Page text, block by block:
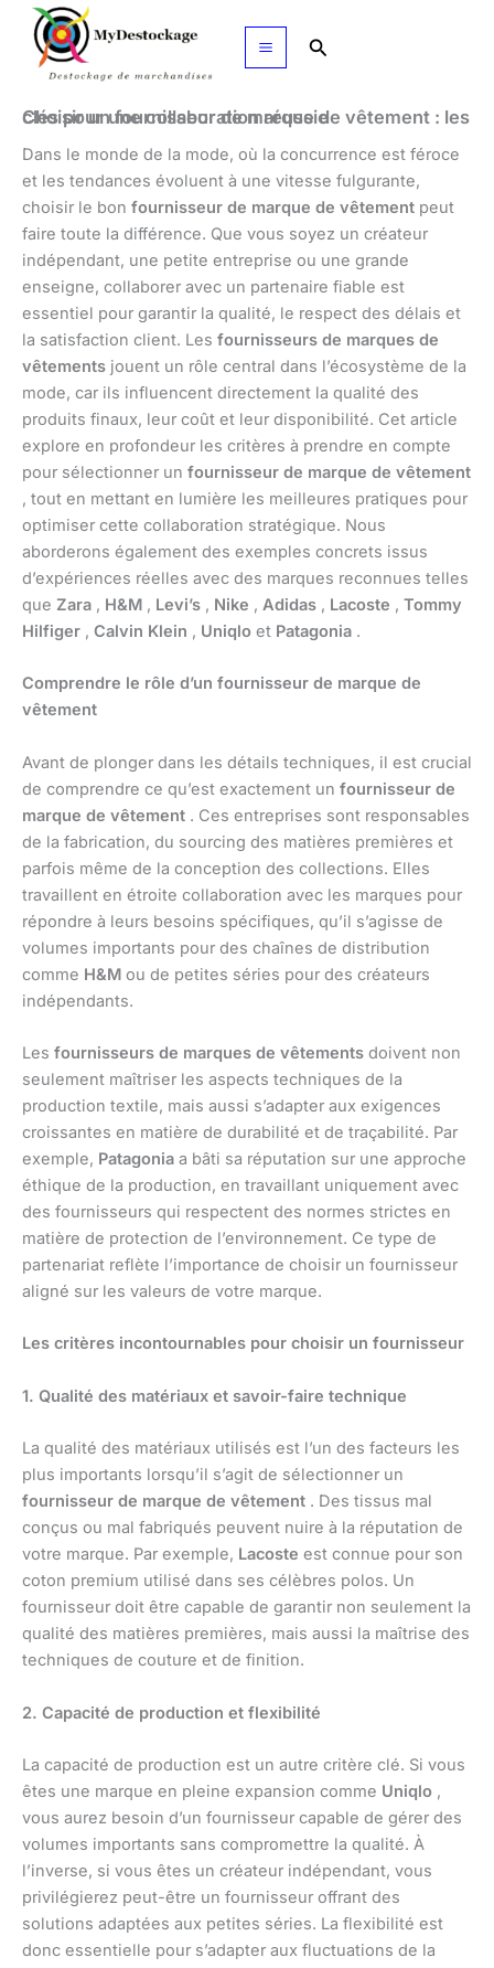
Aller
contenu
Rechercher
Choisir un fournisseur de marque de vêtement : les clés pour une collaboration réussie
Dans le monde de la mode, où la concurrence est féroce
et les tendances évoluent à une vitesse fulgurante,
choisir le bon fournisseur de marque de vêtement peut
faire toute la différence. Que vous soyez un créateur
indépendant, une petite entreprise ou une grande
enseigne, collaborer avec un partenaire fiable est
essentiel pour garantir la qualité, le respect des délais et
la satisfaction client. Les fournisseurs de marques de
vêtements jouent un rôle central dans l’écosystème de la
mode, car ils influencent directement la qualité des
produits finaux, leur coût et leur disponibilité. Cet article
explore en profondeur les critères à prendre en compte
pour sélectionner un fournisseur de marque de vêtement
, tout en mettant en lumière les meilleures pratiques pour
optimiser cette collaboration stratégique. Nous
aborderons également des exemples concrets issus
d’expériences réelles avec des marques reconnues telles
que Zara , H&M , Levi’s , Nike , Adidas , Lacoste , Tommy
Hilfiger , Calvin Klein , Uniqlo et Patagonia .
Comprendre le rôle d’un fournisseur de marque de
vêtement
Avant de plonger dans les détails techniques, il est crucial
de comprendre ce qu’est exactement un fournisseur de
marque de vêtement . Ces entreprises sont responsables
de la fabrication, du sourcing des matières premières et
parfois même de la conception des collections. Elles
travaillent en étroite collaboration avec les marques pour
répondre à leurs besoins spécifiques, qu’il s’agisse de
volumes importants pour des chaînes de distribution
comme H&M ou de petites séries pour des créateurs
indépendants.
Les fournisseurs de marques de vêtements doivent non
seulement maîtriser les aspects techniques de la
production textile, mais aussi s’adapter aux exigences
croissantes en matière de durabilité et de traçabilité. Par
exemple, Patagonia a bâti sa réputation sur une approche
éthique de la production, en travaillant uniquement avec
des fournisseurs qui respectent des normes strictes en
matière de protection de l’environnement. Ce type de
partenariat reflète l’importance de choisir un fournisseur
aligné sur les valeurs de votre marque.
Les critères incontournables pour choisir un fournisseur
1. Qualité des matériaux et savoir-faire technique
La qualité des matériaux utilisés est l’un des facteurs les
plus importants lorsqu’il s’agit de sélectionner un
fournisseur de marque de vêtement . Des tissus mal
conçus ou mal fabriqués peuvent nuire à la réputation de
votre marque. Par exemple, Lacoste est connue pour son
coton premium utilisé dans ses célèbres polos. Un
fournisseur doit être capable de garantir non seulement la
qualité des matières premières, mais aussi la maîtrise des
techniques de couture et de finition.
2. Capacité de production et flexibilité
La capacité de production est un autre critère clé. Si vous
êtes une marque en pleine expansion comme Uniqlo ,
vous aurez besoin d’un fournisseur capable de gérer des
volumes importants sans compromettre la qualité. À
l’inverse, si vous êtes un créateur indépendant, vous
privilégierez peut-être un fournisseur offrant des
solutions adaptées aux petites séries. La flexibilité est
donc essentielle pour s’adapter aux fluctuations de la